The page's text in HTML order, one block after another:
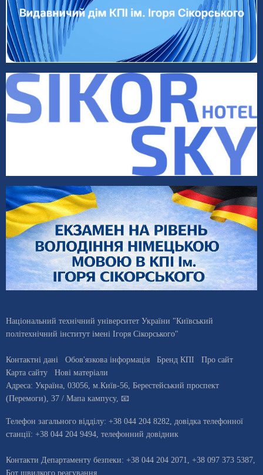
Національний технічний університет України "Київський
політехнічний інститут імені Ігоря Сікорського"
Контактні дані Обов'язкова інформація Бренд КПІ
Про сайт
Карта сайту
Нові матеріали
Адреса: Україна 03056 , м. Київ-56, Берестейський проспект
(Перемоги), 37 / Мапа кампусу, 📧
Телефон загального відділу: +38 044 204 8282 , довiдка телефонної
станцiї: +38 044 204 9494 телефонний довідник
Контакти Департаменту безпеки: +38 044 204 2071, +38 097 373 5387,
Бот швидкого реагування